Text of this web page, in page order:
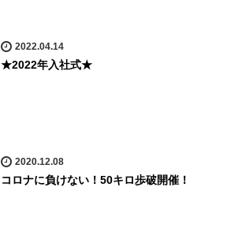
2022.04.14
★2022年入社式★
2020.12.08
コロナに負けない！50キロ歩破開催！